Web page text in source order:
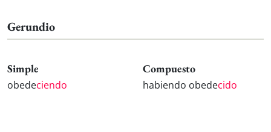
Gerundio
Simple
obedeciendo
Compuesto
habiendo obedecido